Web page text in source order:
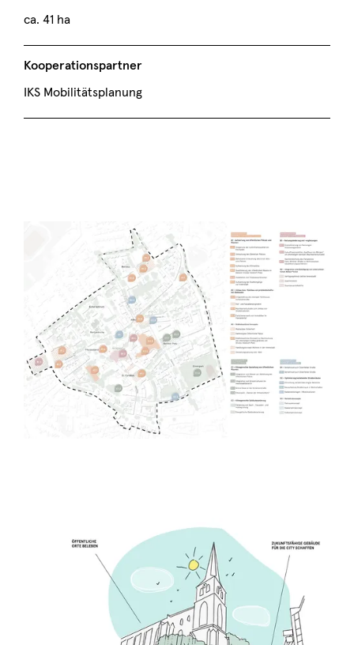
ca. 41 ha
Kooperationspartner
IKS Mobilitätsplanung